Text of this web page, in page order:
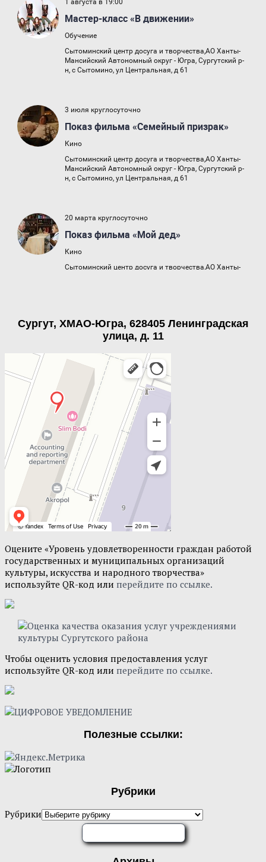
Сургут, ХМАО-Югра, 628405 Ленинградская
улица, д. 11
Оцените «Уровень удовлетворенности граждан работой
государственных и муниципальных организаций
культуры, искусства и народного творчества»
используйте QR-код или перейдите по ссылке.
Чтобы оценить условия предоставления услуг
используйте QR-код или перейдите по ссылке.
Полезные ссылки:
Рубрики
Рубрики